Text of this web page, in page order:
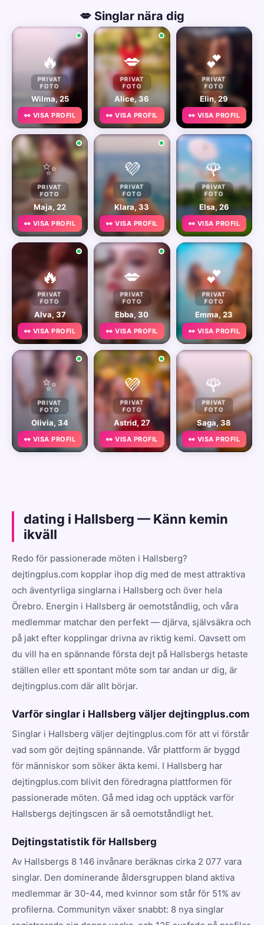
💋 Singlar nära dig
🔥
PRIVAT
FOTO
Wilma, 25
👀 VISA PROFIL
💋
PRIVAT
FOTO
Alice, 36
👀 VISA PROFIL
💕
PRIVAT
FOTO
Elin, 29
👀 VISA PROFIL
✨
PRIVAT
FOTO
Maja, 22
👀 VISA PROFIL
💜
PRIVAT
FOTO
Klara, 33
👀 VISA PROFIL
🌹
PRIVAT
FOTO
Elsa, 26
👀 VISA PROFIL
🔥
PRIVAT
FOTO
Alva, 37
👀 VISA PROFIL
💋
PRIVAT
FOTO
Ebba, 30
👀 VISA PROFIL
💕
PRIVAT
FOTO
Emma, 23
👀 VISA PROFIL
✨
PRIVAT
FOTO
Olivia, 34
👀 VISA PROFIL
💜
PRIVAT
FOTO
Astrid, 27
👀 VISA PROFIL
🌹
PRIVAT
FOTO
Saga, 38
👀 VISA PROFIL
dating i Hallsberg — Känn kemin
ikväll
Redo för passionerade möten i Hallsberg?
dejtingplus.com kopplar ihop dig med de mest attraktiva
och äventyrliga singlarna i Hallsberg och över hela
Örebro. Energin i Hallsberg är oemotståndlig, och våra
medlemmar matchar den perfekt — djärva, självsäkra och
på jakt efter kopplingar drivna av riktig kemi. Oavsett om
du vill ha en spännande första dejt på Hallsbergs hetaste
ställen eller ett spontant möte som tar andan ur dig, är
dejtingplus.com där allt börjar.
Varför singlar i Hallsberg väljer dejtingplus.com
Singlar i Hallsberg väljer dejtingplus.com för att vi förstår
vad som gör dejting spännande. Vår plattform är byggd
för människor som söker äkta kemi. I Hallsberg har
dejtingplus.com blivit den föredragna plattformen för
passionerade möten. Gå med idag och upptäck varför
Hallsbergs dejtingscen är så oemotståndligt het.
Dejtingstatistik för Hallsberg
Av Hallsbergs 8 146 invånare beräknas cirka 2 077 vara
singlar. Den dominerande åldersgruppen bland aktiva
medlemmar är 30-44, med kvinnor som står för 51% av
profilerna. Communityn växer snabbt: 8 nya singlar